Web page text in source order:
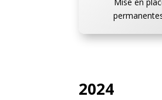
Mise en
2024